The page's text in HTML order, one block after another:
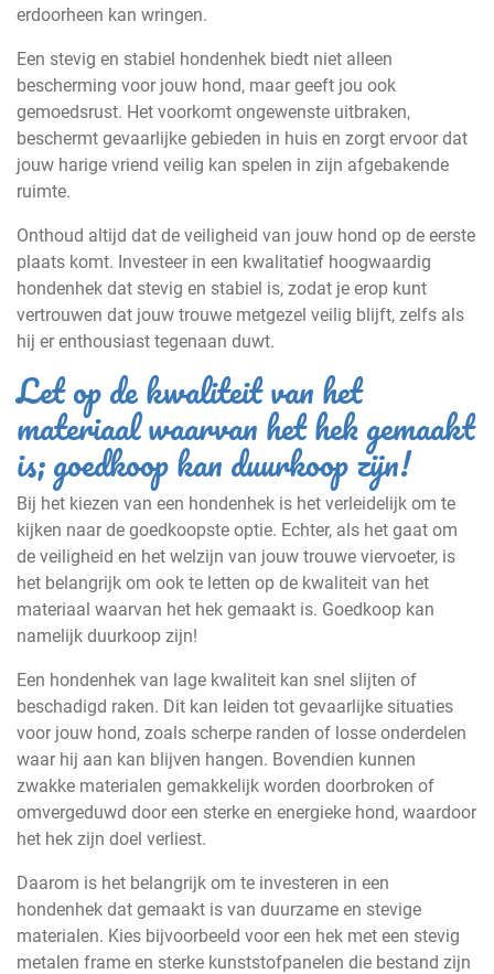
erdoorheen kan wringen.
Een stevig en stabiel hondenhek biedt niet alleen
bescherming voor jouw hond, maar geeft jou ook
gemoedsrust. Het voorkomt ongewenste uitbraken,
beschermt gevaarlijke gebieden in huis en zorgt ervoor dat
jouw harige vriend veilig kan spelen in zijn afgebakende
ruimte.
Onthoud altijd dat de veiligheid van jouw hond op de eerste
plaats komt. Investeer in een kwalitatief hoogwaardig
hondenhek dat stevig en stabiel is, zodat je erop kunt
vertrouwen dat jouw trouwe metgezel veilig blijft, zelfs als
hij er enthousiast tegenaan duwt.
Let op de kwaliteit van het
materiaal waarvan het hek gemaakt
is; goedkoop kan duurkoop zijn!
Bij het kiezen van een hondenhek is het verleidelijk om te
kijken naar de goedkoopste optie. Echter, als het gaat om
de veiligheid en het welzijn van jouw trouwe viervoeter, is
het belangrijk om ook te letten op de kwaliteit van het
materiaal waarvan het hek gemaakt is. Goedkoop kan
namelijk duurkoop zijn!
Een hondenhek van lage kwaliteit kan snel slijten of
beschadigd raken. Dit kan leiden tot gevaarlijke situaties
voor jouw hond, zoals scherpe randen of losse onderdelen
waar hij aan kan blijven hangen. Bovendien kunnen
zwakke materialen gemakkelijk worden doorbroken of
omvergeduwd door een sterke en energieke hond, waardoor
het hek zijn doel verliest.
Daarom is het belangrijk om te investeren in een
hondenhek dat gemaakt is van duurzame en stevige
materialen. Kies bijvoorbeeld voor een hek met een stevig
metalen frame en sterke kunststofpanelen die bestand zijn